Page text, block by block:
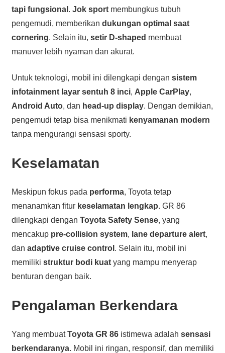
tapi fungsional . Jok sportmembungkus tubuh
pengemudi, memberikan dukungan optimal saat
cornering. Selain itu, setir D-shaped membuat
manuver lebih nyaman dan akurat.
Untuk teknologi, mobil ini dilengkapi dengan sistem
infotainment layar sentuh 8 inci, Apple CarPlay,
Android Auto, dan head-up display. Dengan demikian,
pengemudi tetap bisa menikmati kenyamanan modern
tanpa mengurangi sensasi sporty.
Keselamatan
Meskipun fokus pada performa, Toyota tetap
menanamkan fitur keselamatan lengkap. GR 86
dilengkapi dengan Toyota Safety Sense, yang
mencakup pre-collision system, lane departure alert,
dan adaptive cruise control . Selain itu, mobil ini
memiliki struktur bodi kuatyang mampu menyerap
benturan dengan baik.
Pengalaman Berkendara
Yang membuatToyota GR 86istimewa adalah sensasi
berkendaranya. Mobil ini ringan, responsif, dan memiliki